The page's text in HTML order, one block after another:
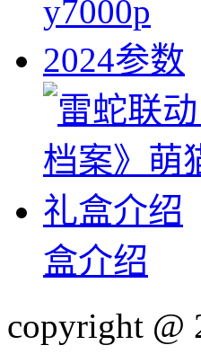
盒介绍
copyright @